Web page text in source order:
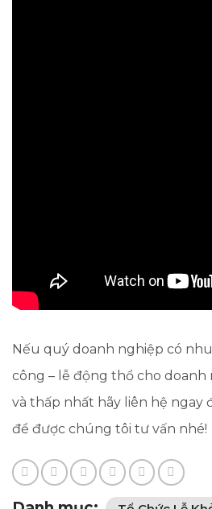
Nếu quý doanh nghiệp có
công – lễ động thổ cho
và thấp nhất hãy liên hệ ngay
để được chúng tôi tư vấn nhé!